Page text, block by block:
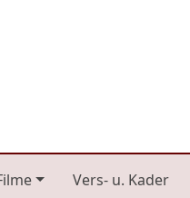
Vers- u. Kader